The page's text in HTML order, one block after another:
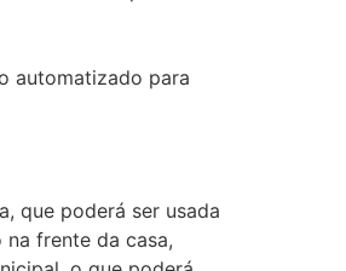
automatizado para
que poderá ser usada
frente da casa,